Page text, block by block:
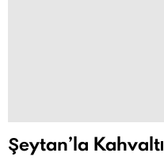
Şeytan’la Kahvaltı